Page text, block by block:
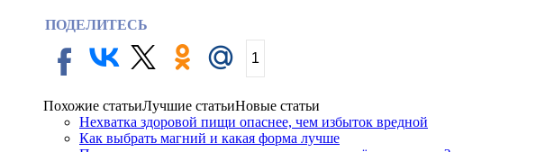
ПОДЕЛИТЕСЬ
1
Похожие статьиЛучшие статьиНовые статьи
Нехватка здоровой пищи опаснее, чем избыток вредной
Как выбрать магний и какая форма лучше